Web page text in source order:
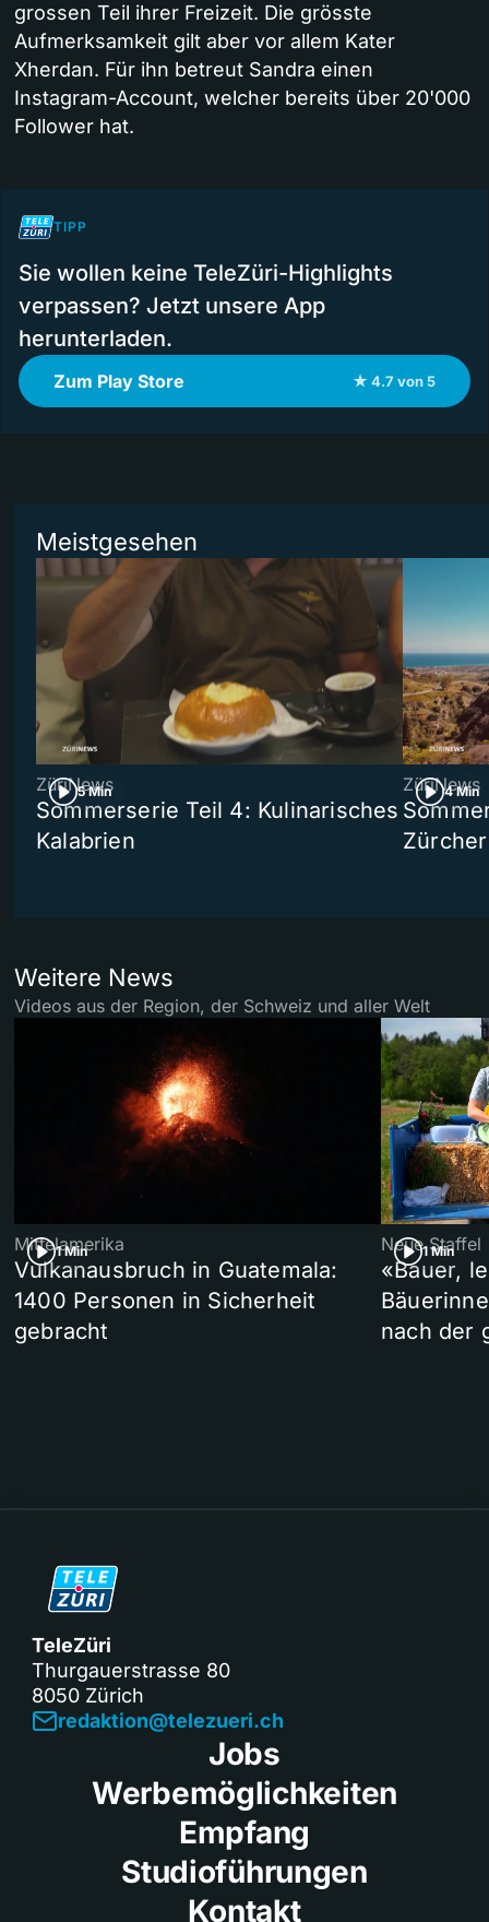
grossen Teil ihrer Freizeit. Die grösste
Aufmerksamkeit gilt aber vor allem Kater
Xherdan. Für ihn betreut Sandra einen
Instagram-Account, welcher bereits über 20'000
Follower hat.
TIPP
Sie wollen keine TeleZüri-Highlights
verpassen? Jetzt unsere App
herunterladen.
Zum Play Store ★ 4.7 von 5
Meistgesehen
5 Min
ZüriNews
Sommerserie Teil 4: Kulinarisches
Kalabrien
4 Min
ZüriNews
Weitere News
Videos aus der Region, der Schweiz und aller Welt
1 Min
Mittelamerika
Vulkanausbruch in Guatemala:
1400 Personen in Sicherheit
gebracht
1 Min
Neue Staffel
«Bauer,
nach der
TeleZüri
Thurgauerstrasse 80
8050 Zürich
redaktion@telezueri.ch
Jobs
Werbemöglichkeiten
Empfang
Studioführungen
Kontakt